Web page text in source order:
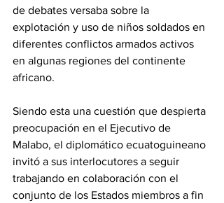
de debates versaba sobre la
explotación y uso de niños soldados en
diferentes conflictos armados activos
en algunas regiones del continente
africano.
Siendo esta una cuestión que despierta
preocupación en el Ejecutivo de
Malabo, el diplomático ecuatoguineano
invitó a sus interlocutores a seguir
trabajando en colaboración con el
conjunto de los Estados miembros a fin